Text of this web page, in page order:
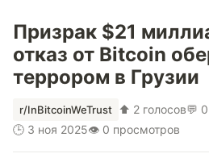
Призрак $21
отказ от Bitcoin
террором в Грузии
r/InBitcoinWeTrust ⬆ 2 голосов💬
🕒 3 ноя 2025👁 0 просмотров